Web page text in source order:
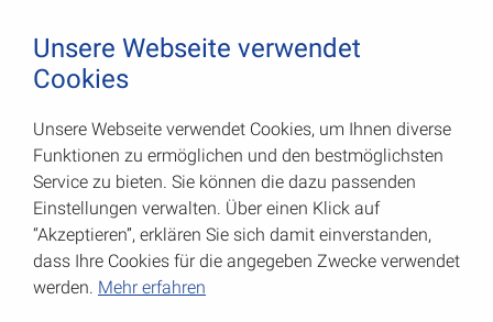
H-Pfostenanker
Art.-Nr.: 071339006
Unsere Webseite verwendet
Cookies
Unsere Webseite verwendet Cookies, um Ihnen diverse
Funktionen zu ermöglichen und den bestmöglichsten
Service zu bieten. Sie können die dazu passenden
Einstellungen verwalten. Über einen Klick auf
“Akzeptieren”, erklären Sie sich damit einverstanden,
dass Ihre Cookies für die angegeben Zwecke verwendet
werden. Mehr erfahren